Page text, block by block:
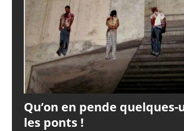
Qu’on en pende quelques-
les ponts !